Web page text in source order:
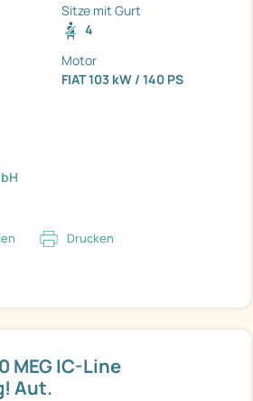
MEG IC-Line
Aut.
Sitze mit Gurt
4
Motor
FIAT 103 kW / 140 PS
Drucken